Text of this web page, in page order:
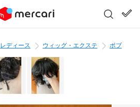
レディース ウィッグ・エクステ ボブ